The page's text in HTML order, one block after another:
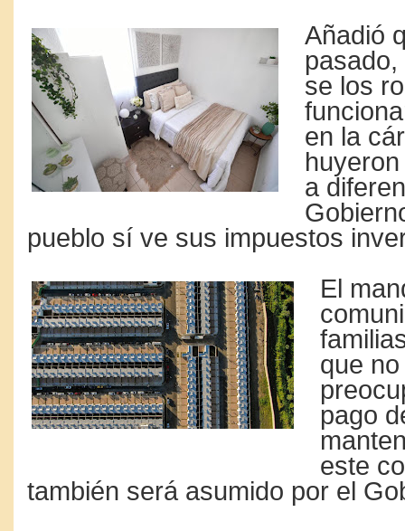
Añadió
se los
en la
a
pueblo sí ve sus impuestos
El
que
pago
este
también será asumido por el